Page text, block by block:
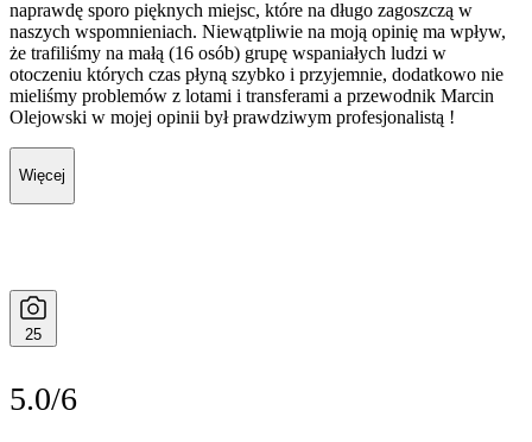
naprawdę sporo pięknych miejsc, które na długo zagoszczą w
naszych wspomnieniach. Niewątpliwie na moją opinię ma wpływ,
że trafiliśmy na małą (16 osób) grupę wspaniałych ludzi w
otoczeniu których czas płyną szybko i przyjemnie, dodatkowo nie
mieliśmy problemów z lotami i transferami a przewodnik Marcin
Olejowski w mojej opinii był prawdziwym profesjonalistą !
Więcej
25
5.0/6